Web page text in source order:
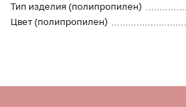
Тип изделия (полипропилен)
Цвет (полипропилен)